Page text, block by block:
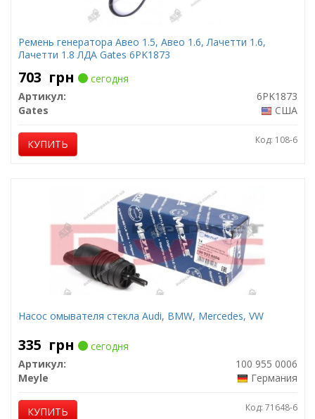
Ремень генератора Авео 1.5, Авео 1.6, Лачетти 1.6,
Лачетти 1.8 ЛДА Gates 6PK1873
703 грн
сегодня
Артикул:
6PK1873
Gates
США
КУПИТЬ Код: 108-6
Насос омывателя стекла Audi, BMW, Mercedes, VW
335 грн
сегодня
Артикул:
100 955 0006
Meyle
Германия
КУПИТЬ Код: 71648-6